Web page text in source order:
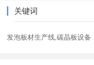
关键词
发泡板材生产线,碳晶板设备